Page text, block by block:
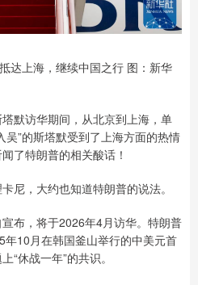
达上海，继续中国之行 图：新华
默访华期间，从北京到上海，单
吴”的斯塔默受到了上海方面的热情
了特朗普的相关酸话！
尼，大约也知道特朗普的说法。
布，将于2026年4月访华。特朗普
10月在韩国釜山举行的中美元首
“休战一年”的共识。